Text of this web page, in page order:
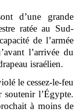
d’une grande
ratée au Sud-
de l’armée
l’arrivée du
israélien.
le cessez-le-feu
soutenir l’Égypte.
à moins de